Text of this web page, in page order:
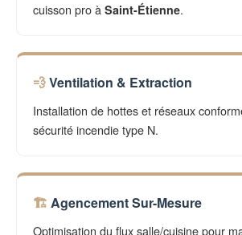
cuisson pro à Saint-Étienne.
Ventilation & Extraction
Installation de hottes et réseaux
sécurité incendie type N.
Agencement Sur-Mesure
Optimisation du flux salle/cuisine pour